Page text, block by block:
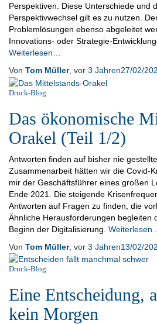
Perspektiven. Diese Unterschiede und
Perspektivwechsel gilt es zu nutzen.
Problemlösungen ebenso abgeleitet
Innovations- oder Strategie-
Weiterlesen…
Von Tom Müller, vor 3 Jahren27/02/
Druck-Blog
Das ökonomische
Orakel (Teil 1/2)
Antworten finden auf bisher nie
Zusammenarbeit hätten wir die Covid-
mir der Geschäftsführer eines großen
Ende 2021. Die steigende
Antworten auf Fragen zu finden, die
Ähnliche Herausforderungen begleiten
Beginn der Digitalisierung. Weiterlesen…
Von Tom Müller, vor 3 Jahren13/02/
Druck-Blog
Eine Entscheidung,
kein Morgen